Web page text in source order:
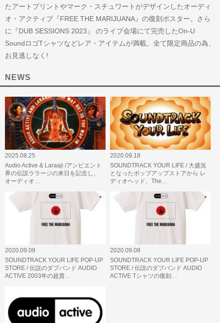
たアートプリントやマーク・スチュワートがデザインしたオーディ
オ・アクティブ『FREE THE MARIJUANA』の復刻ポスター。さら
に『DUB SESSIONS 2023』 のライブ会場にて完売したOn-U
SoundロゴTシャツなどレア・アイテムが満載。全て限定商品の為、
お見逃しなく!
NEWS
2025.08.25
Audio Active & Laraaji /アンビエント
界の伝説ララージの来日を記念し、
オーディオ…
2020.09.18
SOUNDTRACK YOUR LIFE / 大盛況
となったポップアップストアから レ
ディオヘッド、The…
2020.09.09
SOUNDTRACK YOUR LIFE POP-UP
STORE / 伝説のダブバンド AUDIO
ACTIVE 2003年の超貴…
2020.09.08
SOUNDTRACK YOUR LIFE POP-UP
STORE / 伝説のダブバンド AUDIO
ACTIVE Tシャツの復刻…